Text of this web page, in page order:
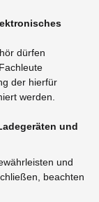
dürfen
der hierfür
werden.
und
und
beachten